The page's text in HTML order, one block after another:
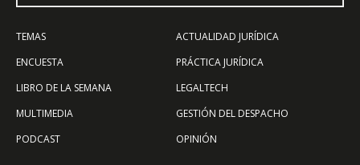
TEMAS
ENCUESTA
LIBRO DE LA SEMANA
MULTIMEDIA
PODCAST
ACTUALIDAD JURÍDICA
PRÁCTICA JURÍDICA
LEGALTECH
GESTIÓN DEL DESPACHO
OPINIÓN